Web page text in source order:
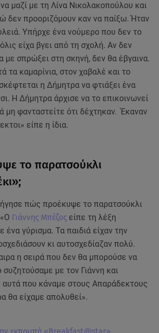
μαζί με τη Λίνα Νικολακοπούλου και
δεν προοριζόμουν καν να παίξω. Ήταν
Υπήρχε ένα νούμερο που δεν το
είχα βγει από τη σχολή. Αν δεν
με σπρώξει στη σκηνή, δεν θα έβγαινα.
τα καμαρίνια, στον χαβαλέ και το
η Δήμητρα να φτιάξει ένα
Η Δήμητρα άρχισε να το επικοινωνεί
μη φανταστείτε ότι δέχτηκαν. Έκαναν
είπε η ίδια.
το παρατσούκλι
πώς προέκυψε το παρατσούκλι
Γιάννης Μπέζος είπε τη λέξη
ένα γύρισμα. Τα παιδιά είχαν την
κι αυτοσχεδίαζαν πολύ.
η σειρά που δεν θα μπορούσε να
με τον Γιάννη και
αυτά που κάναμε στους Απαράδεκτους
θα είχαμε απολυθεί».